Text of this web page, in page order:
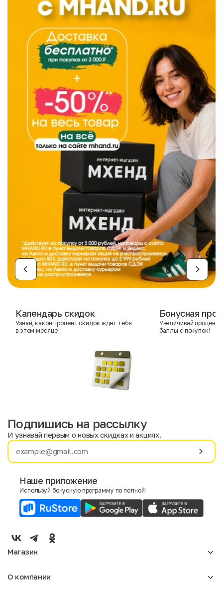
Календарь скидок
Узнай, какой процент скидок ждет тебя
в этом месяце!
Бонусная
Увеличивай процент
баллы с покупок!
Имя
E-mail
Мужской
Подпишись на рассылку
И узнавай первым о новых скидках и акциях.
Наше приложение
Используй бонусную программу по полной!
Магазин
Мужское
О компании